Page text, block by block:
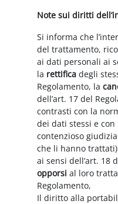
Note sui diritti
Si informa che
del trattamento,
ai dati personali ai
la rettificadegli
Regolamento, la
dell’art. 17 del
contrasti con la
dei dati stessi e
contenzioso
che li hanno
ai sensi dell’art. 18
opporsi al loro
Regolamento,
Il diritto alla